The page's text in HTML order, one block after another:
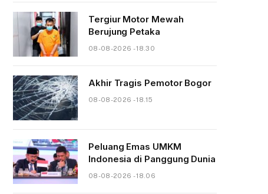
Tergiur Motor Mewah
Berujung Petaka
08-08-2026 - 18.30
Akhir Tragis Pemotor Bogor
08-08-2026 - 18.15
Peluang Emas UMKM
Indonesia di Panggung Dunia
08-08-2026 - 18.06